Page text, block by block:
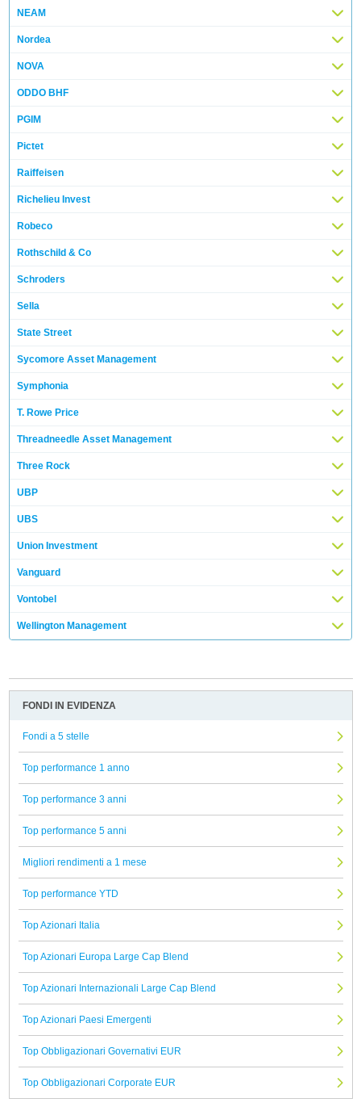
NEAM
Nordea
NOVA
ODDO BHF
PGIM
Pictet
Raiffeisen
Richelieu Invest
Robeco
Rothschild & Co
Schroders
Sella
State Street
Sycomore Asset Management
Symphonia
T. Rowe Price
Threadneedle Asset Management
Three Rock
UBP
UBS
Union Investment
Vanguard
Vontobel
Wellington Management
FONDI IN EVIDENZA
Fondi a 5 stelle
Top performance 1 anno
Top performance 3 anni
Top performance 5 anni
Migliori rendimenti a 1 mese
Top performance YTD
Top Azionari Italia
Top Azionari Europa Large Cap Blend
Top Azionari Internazionali Large Cap Blend
Top Azionari Paesi Emergenti
Top Obbligazionari Governativi EUR
Top Obbligazionari Corporate EUR